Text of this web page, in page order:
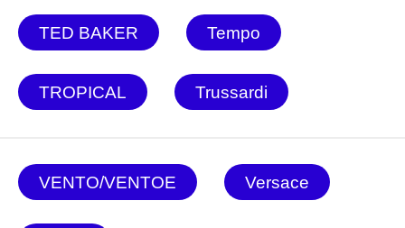
TED BAKER Tempo
TROPICAL Trussardi
VENTO/VENTOE Versace